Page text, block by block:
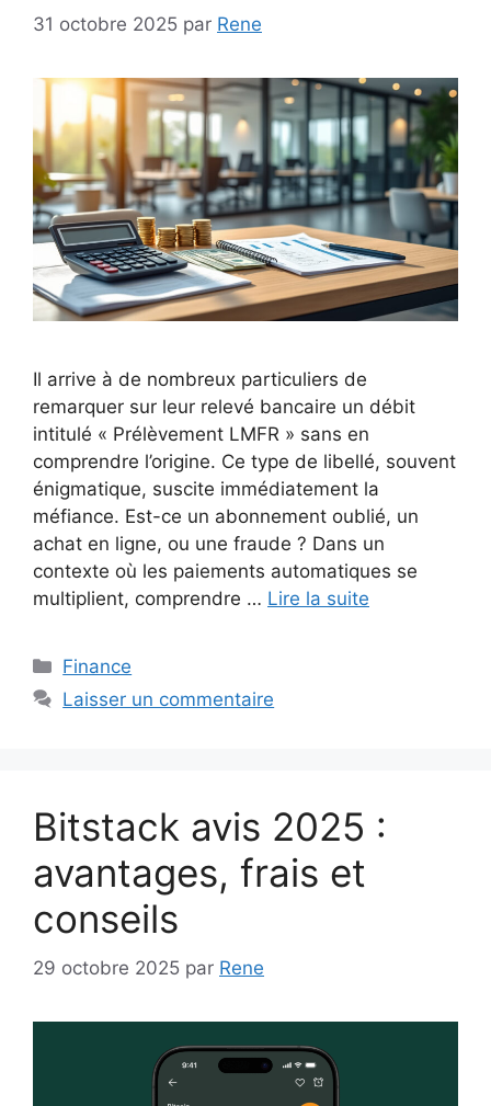
31 octobre 2025 par Rene
Il arrive à de nombreux particuliers de
remarquer sur leur relevé bancaire un débit
intitulé « Prélèvement LMFR » sans en
comprendre l’origine. Ce type de libellé, souvent
énigmatique, suscite immédiatement la
méfiance. Est-ce un abonnement oublié, un
achat en ligne, ou une fraude ? Dans un
contexte où les paiements automatiques se
multiplient, comprendre … Lire la suite
Catégories
Finance
Laisser un commentaire
Bitstack avis 2025 :
avantages, frais et
conseils
29 octobre 2025 par Rene